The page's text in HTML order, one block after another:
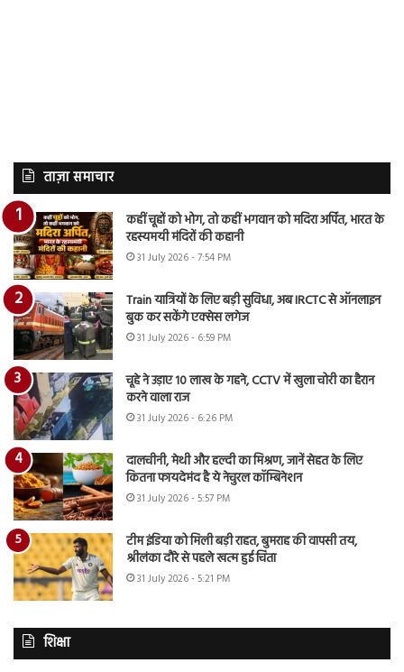
ताज़ा समाचार
कहीं चूहों को भोग, तो कहीं भगवान को मदिरा अर्पित, भारत के
रहस्यमयी मंदिरों की कहानी
31 July 2026 - 7:54 PM
Train यात्रियों के लिए बड़ी सुविधा, अब IRCTC से ऑनलाइन
बुक कर सकेंगे एक्सेस लगेज
31 July 2026 - 6:59 PM
चूहे ने उड़ाए 10 लाख के गहने, CCTV में खुला चोरी का हैरान
करने वाला राज
31 July 2026 - 6:26 PM
दालचीनी, मेथी और हल्दी का मिश्रण, जानें सेहत के लिए
कितना फायदेमंद है ये नेचुरल कॉम्बिनेशन
31 July 2026 - 5:57 PM
टीम इंडिया को मिली बड़ी राहत, बुमराह की वापसी तय,
श्रीलंका दौरे से पहले खत्म हुई चिंता
31 July 2026 - 5:21 PM
शिक्षा